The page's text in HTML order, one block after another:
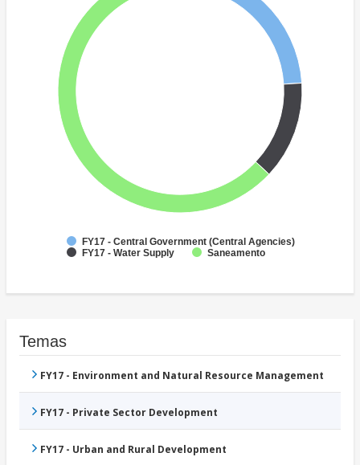
FY17 - Central Government (Central Agencies)
FY17 - Water Supply
Saneamento
Temas
FY17 - Environment and Natural Resource Management
FY17 - Private Sector Development
FY17 - Urban and Rural Development